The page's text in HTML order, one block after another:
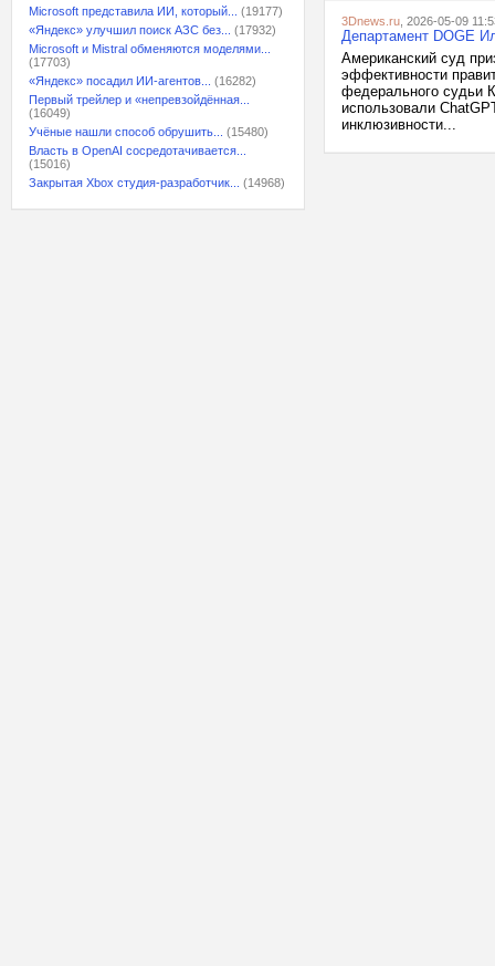
Microsoft представила ИИ, который...
(19177)
«Яндекс» улучшил поиск АЗС без...
(17932)
Microsoft и Mistral обменяются моделями...
(17703)
«Яндекс» посадил ИИ-агентов...
(16282)
Первый трейлер и «непревзойдённая...
(16049)
Учёные нашли способ обрушить...
(15480)
Власть в OpenAI сосредотачивается...
(15016)
Закрытая Xbox студия-разработчик...
(14968)
3Dnews.ru , 2026-05-09
Департамент DOGE
Американский суд
эффективности
федерального судьи
использовали
инклюзивности...